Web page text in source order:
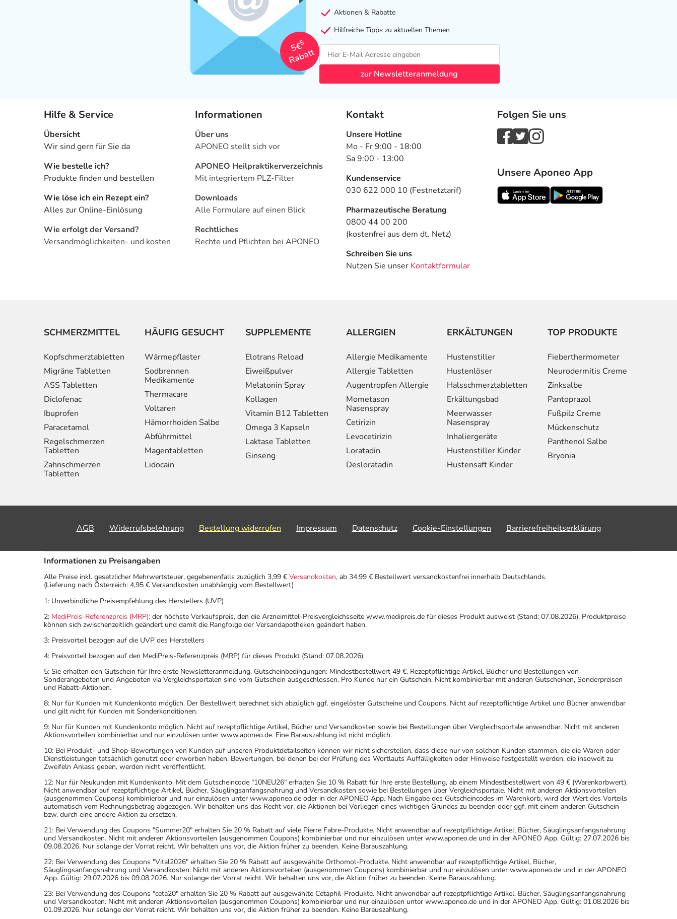
5€
5
Rabatt
Aktionen & Rabatte
Hilfreiche Tipps zu aktuellen Themen
zur Newsletteranmeldung
Hilfe & Service
Übersicht
Wir sind gern für Sie da
Wie bestelle ich?
Produkte finden und bestellen
Wie löse ich ein Rezept ein?
Alles zur Online-Einlösung
Wie erfolgt der Versand?
Versandmöglichkeiten- und kosten
Informationen
Über uns
APONEO stellt sich vor
APONEO Heilpraktikerverzeichnis
Mit integriertem PLZ-Filter
Downloads
Alle Formulare auf einen Blick
Rechtliches
Rechte und Pflichten bei APONEO
Kontakt
Unsere Hotline
Mo - Fr 9:00 - 18:00
Sa 9:00 - 13:00
Kundenservice
030 622 000 10 (Festnetztarif)
Pharmazeutische Beratung
0800 44 00 200
(kostenfrei aus dem dt. Netz)
Schreiben Sie uns
Nutzen Sie unser Kontaktformular
Folgen Sie uns
Unsere Aponeo App
SCHMERZMITTEL
Kopfschmerztabletten
Migräne Tabletten
ASS Tabletten
Diclofenac
Ibuprofen
Paracetamol
Regelschmerzen
Tabletten
Zahnschmerzen
Tabletten
HÄUFIG GESUCHT
Wärmepflaster
Sodbrennen
Medikamente
Thermacare
Voltaren
Hämorrhoiden Salbe
Abführmittel
Magentabletten
Lidocain
SUPPLEMENTE
Elotrans Reload
Eiweißpulver
Melatonin Spray
Kollagen
Vitamin B12 Tabletten
Omega 3 Kapseln
Laktase Tabletten
Ginseng
ALLERGIEN
Allergie Medikamente
Allergie Tabletten
Augentropfen Allergie
Mometason
Nasenspray
Cetirizin
Levocetirizin
Loratadin
Desloratadin
ERKÄLTUNGEN
Hustenstiller
Hustenlöser
Halsschmerztabletten
Erkältungsbad
Meerwasser
Nasenspray
Inhaliergeräte
Hustenstiller Kinder
Hustensaft Kinder
TOP PRODUKTE
Fieberthermometer
Neurodermitis Creme
Zinksalbe
Pantoprazol
Fußpilz Creme
Mückenschutz
Panthenol Salbe
Bryonia
AGB Widerrufsbelehrung Bestellung widerrufen Impressum Datenschutz Cookie-Einstellungen Barrierefreiheitserklärung
Informationen zu Preisangaben
Alle Preise inkl. gesetzlicher Mehrwertsteuer, gegebenenfalls zuzüglich 3,99 € Versandkosten, ab 34,99 € Bestellwert versandkostenfrei innerhalb Deutschlands.
(Lieferung nach Österreich: 4,95 € Versandkosten unabhängig vom Bestellwert)
1: Unverbindliche Preisempfehlung des Herstellers (UVP)
2: MediPreis-Referenzpreis (MRP): der höchste Verkaufspreis, den die Arzneimittel-Preisvergleichsseite www.medipreis.de für dieses Produkt ausweist (Stand: 07.08.2026). Produktpreise
können sich zwischenzeitlich geändert und damit die Rangfolge der Versandapotheken geändert haben.
3: Preisvorteil bezogen auf die UVP des Herstellers
4: Preisvorteil bezogen auf den MediPreis-Referenzpreis (MRP) für dieses Produkt (Stand: 07.08.2026).
5: Sie erhalten den Gutschein für Ihre erste Newsletteranmeldung. Gutscheinbedingungen: Mindestbestellwert 49 €. Rezeptpflichtige Artikel, Bücher und Bestellungen von
Sonderangeboten und Angeboten via Vergleichsportalen sind vom Gutschein ausgeschlossen. Pro Kunde nur ein Gutschein. Nicht kombinierbar mit anderen Gutscheinen, Sonderpreisen
und Rabatt-Aktionen.
8: Nur für Kunden mit Kundenkonto möglich. Der Bestellwert berechnet sich abzüglich ggf. eingelöster Gutscheine und Coupons. Nicht auf rezeptpflichtige Artikel und Bücher anwendbar
und gilt nicht für Kunden mit Sonderkonditionen.
9: Nur für Kunden mit Kundenkonto möglich. Nicht auf rezeptpflichtige Artikel, Bücher und Versandkosten sowie bei Bestellungen über Vergleichsportale anwendbar. Nicht mit anderen
Aktionsvorteilen kombinierbar und nur einzulösen unter www.aponeo.de. Eine Barauszahlung ist nicht möglich.
10: Bei Produkt- und Shop-Bewertungen von Kunden auf unseren Produktdetailseiten können wir nicht sicherstellen, dass diese nur von solchen Kunden stammen, die die Waren oder
Dienstleistungen tatsächlich genutzt oder erworben haben. Bewertungen, bei denen bei der Prüfung des Wortlauts Auffälligkeiten oder Hinweise festgestellt werden, die insoweit zu
Zweifeln Anlass geben, werden nicht veröffentlicht.
12: Nur für Neukunden mit Kundenkonto. Mit dem Gutscheincode "10NEU26" erhalten Sie 10 % Rabatt für Ihre erste Bestellung, ab einem Mindestbestellwert von 49 € (Warenkorbwert).
Nicht anwendbar auf rezeptpflichtige Artikel, Bücher, Säuglingsanfangsnahrung und Versandkosten sowie bei Bestellungen über Vergleichsportale. Nicht mit anderen Aktionsvorteilen
(ausgenommen Coupons) kombinierbar und nur einzulösen unter www.aponeo.de oder in der APONEO App. Nach Eingabe des Gutscheincodes im Warenkorb, wird der Wert des Vorteils
automatisch vom Rechnungsbetrag abgezogen. Wir behalten uns das Recht vor, die Aktionen bei Vorliegen eines wichtigen Grundes zu beenden oder ggf. mit einem anderen Gutschein
bzw. durch eine andere Aktion zu ersetzen.
21: Bei Verwendung des Coupons "Summer20" erhalten Sie 20 % Rabatt auf viele Pierre Fabre-Produkte. Nicht anwendbar auf rezeptpflichtige Artikel, Bücher, Säuglingsanfangsnahrung
und Versandkosten. Nicht mit anderen Aktionsvorteilen (ausgenommen Coupons) kombinierbar und nur einzulösen unter www.aponeo.de und in der APONEO App. Gültig: 27.07.2026 bis
09.08.2026. Nur solange der Vorrat reicht. Wir behalten uns vor, die Aktion früher zu beenden. Keine Barauszahlung.
22: Bei Verwendung des Coupons "Vital2026" erhalten Sie 20 % Rabatt auf ausgewählte Orthomol-Produkte. Nicht anwendbar auf rezeptpflichtige Artikel, Bücher,
Säuglingsanfangsnahrung und Versandkosten. Nicht mit anderen Aktionsvorteilen (ausgenommen Coupons) kombinierbar und nur einzulösen unter www.aponeo.de und in der APONEO
App. Gültig: 29.07.2026 bis 09.08.2026. Nur solange der Vorrat reicht. Wir behalten uns vor, die Aktion früher zu beenden. Keine Barauszahlung.
23: Bei Verwendung des Coupons "ceta20" erhalten Sie 20 % Rabatt auf ausgewählte Cetaphil-Produkte. Nicht anwendbar auf rezeptpflichtige Artikel, Bücher, Säuglingsanfangsnahrung
und Versandkosten. Nicht mit anderen Aktionsvorteilen (ausgenommen Coupons) kombinierbar und nur einzulösen unter www.aponeo.de und in der APONEO App. Gültig: 01.08.2026 bis
01.09.2026. Nur solange der Vorrat reicht. Wir behalten uns vor, die Aktion früher zu beenden. Keine Barauszahlung.